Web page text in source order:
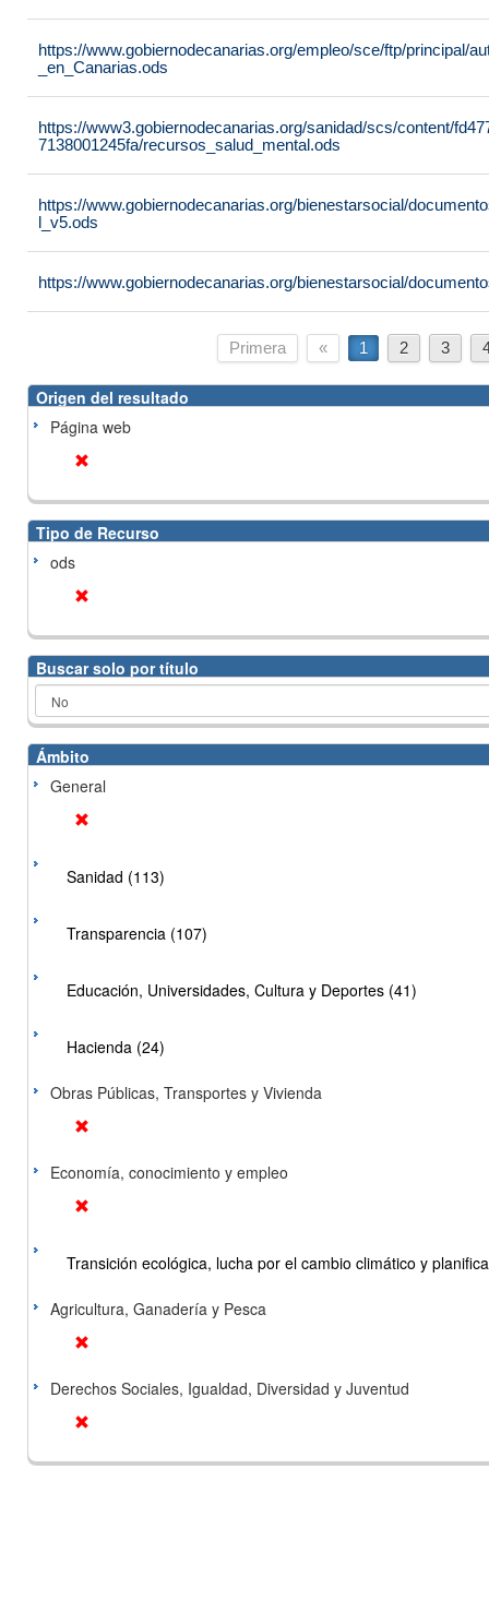
https://www.gobiernodecanarias.org/empleo/sce/ftp/principal/
_en_Canarias.ods
https://www3.gobiernodecanarias.org/sanidad/scs/content/
7138001245fa/recursos_salud_mental.ods
https://www.gobiernodecanarias.org/bienestarsocial/
l_v5.ods
https://www.gobiernodecanarias.org/bienestarsocial/
Primera « 1 2 3
Origen del resultado
Página web
Tipo de Recurso
ods
Buscar solo por título
Ámbito
General
Sanidad (113)
Transparencia (107)
Educación, Universidades, Cultura y Deportes (41)
Hacienda (24)
Obras Públicas, Transportes y Vivienda
Economía, conocimiento y empleo
Transición ecológica, lucha por el cambio climático y
Agricultura, Ganadería y Pesca
Derechos Sociales, Igualdad, Diversidad y Juventud